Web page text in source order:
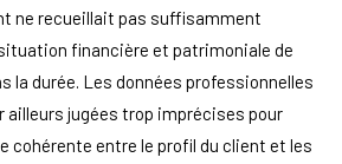
ne recueillait pas suffisamment
financière et patrimoniale de
la durée. Les données professionnelles
jugées trop imprécises pour
cohérente entre le profil du client et les